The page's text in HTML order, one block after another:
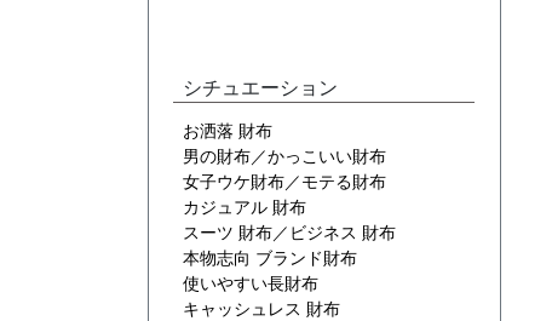
シチュエーション
お洒落 財布
男の財布／かっこいい財布
女子ウケ財布／モテる財布
カジュアル 財布
スーツ 財布／ビジネス 財布
本物志向 ブランド財布
使いやすい長財布
キャッシュレス 財布